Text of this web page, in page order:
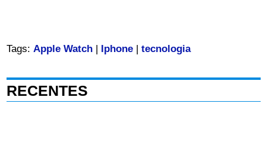
Tags: Apple Watch| Iphone| tecnologia
RECENTES